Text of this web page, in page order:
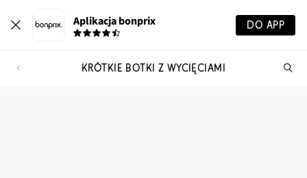
Aplikacja bonprix DO APP
KRÓTKIE BOTKI Z WYCIĘCIAMI